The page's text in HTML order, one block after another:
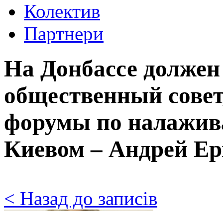
Колектив
Партнери
На Донбассе
общественный
форумы по
Киевом – Андрей
< Назад до записів